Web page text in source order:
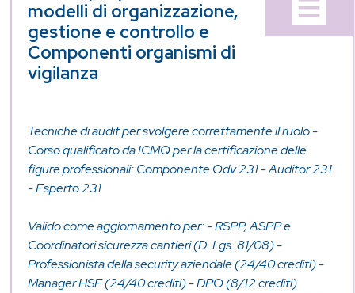
modelli di organizzazione,
gestione e controllo e
Componenti organismi di
vigilanza
Tecniche di audit per svolgere correttamente il ruolo -
Corso qualificato da ICMQ per la certificazione delle
figure professionali: Componente Odv 231 - Auditor 231
- Esperto 231
Valido come aggiornamento per: - RSPP, ASPP e
Coordinatori sicurezza cantieri (D. Lgs. 81/08) -
Professionista della security aziendale (24/40 crediti) -
Manager HSE (24/40 crediti) - DPO (8/12 crediti)